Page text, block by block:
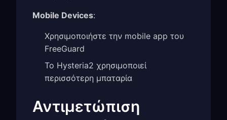
Mobile Devices:
Χρησιμοποιήστε την mobile app του
FreeGuard
Το Hysteria2 χρησιμοποιεί
περισσότερη μπαταρία
Αντιμετώπιση